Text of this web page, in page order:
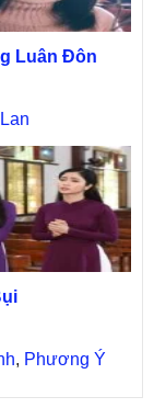
Luân Đôn
, Phương Ý